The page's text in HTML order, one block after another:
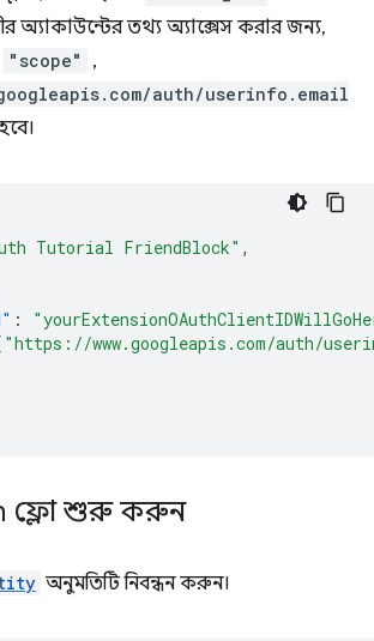
অ্যাকাউন্টের তথ্য অ্যাক্সেস করার জন্য,
"scope" ,
auth/userinfo.email
Tutorial FriendBlock" ,
:
"https://www.googleapis.com/auth/
ফ্লো শুরু করুন
অনুমতিটি নিবন্ধন করুন।